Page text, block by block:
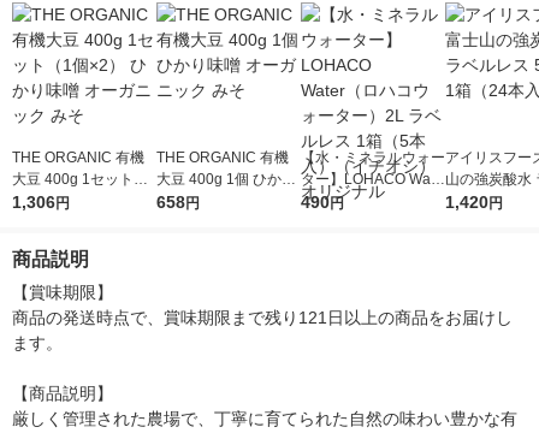
THE ORGANIC 有機
大豆 400g 1セット（1
個×2） ひかり味噌 オ
1,306円
THE ORGANIC 有機
大豆 400g 1個 ひかり
味噌 オーガニック み
658円
【水・ミネラルウォー
ター】LOHACO Wate
r（ロハコウォータ
490円
アイリスフー
山の強炭酸水
レス 500ml 1
1,420円
商品説明
【賞味期限】
商品の発送時点で、賞味期限まで残り121日以上の商品をお届けし
ます。
【商品説明】
厳しく管理された農場で、丁寧に育てられた自然の味わい豊かな有